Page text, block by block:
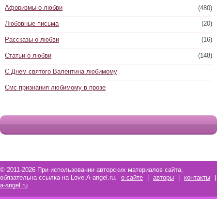
(480)
Афоризмы о любви
(20)
Любовные письма
(16)
Рассказы о любви
(148)
Статьи о любви
С Днем святого Валентина любимому
Смс признания любимому в прозе
© 2011-2026 При использовании авторских материалов сайта,
обязательна ссылка на Love.A-angel.ru.
о сайте авторы контакты
a-angel.ru